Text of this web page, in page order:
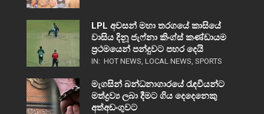
LPL අවසන් මහා තරගයේ කාසියේ
වාසිය දිනූ ජැෆ්නා කිංග්ස් කණ්ඩායම
ප්‍රථමයෙන් පන්දුවට පහර දෙයි
IN: HOT NEWS, LOCAL NEWS, SPORTS
මැගසින් බන්ධනාගාරයේ රැඳවියන්ට
මත්ද්‍රව්‍ය ලබා දීමට ගිය දෙදෙනෙකු
අත්අඩංගුවට